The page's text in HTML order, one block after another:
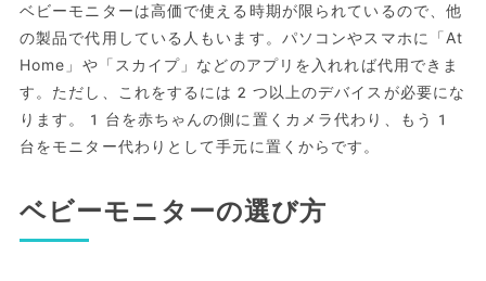
ベビーモニターは高価で使える時期が限られているので、他
の製品で代用している人もいます。パソコンやスマホに「At
Home」や「スカイプ」などのアプリを入れれば代用できま
す。ただし、これをするには2つ以上のデバイスが必要にな
ります。1台を赤ちゃんの側に置くカメラ代わり、もう1
台をモニター代わりとして手元に置くからです。
ベビーモニターの選び方